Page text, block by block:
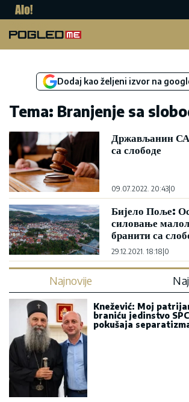
Dodaj kao željeni izvor na
Tema: Branjenje sa
Држављанин
са слободе
09.07.2022. 20:43 0
Бијело Поље:
силовање
бранити са
29.12.2021. 18:18 0
Najnovije
Knežević: Moj
braniću jedinstvo
pokušaja